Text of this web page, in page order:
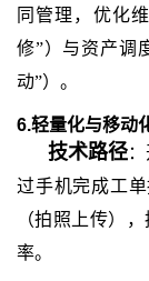
同管理，优化
修”）与资产调
动”）。
6.轻量化与移动
技术路径
过手机完成工
（拍照上传）
率。